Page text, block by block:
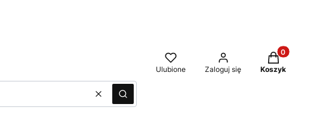
WyczyśćSzukaj
Ulubione Zaloguj się
Produkty w
Koszyk